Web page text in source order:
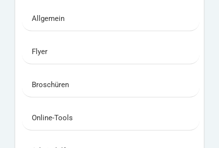
Allgemein
Flyer
Broschüren
Online-Tools